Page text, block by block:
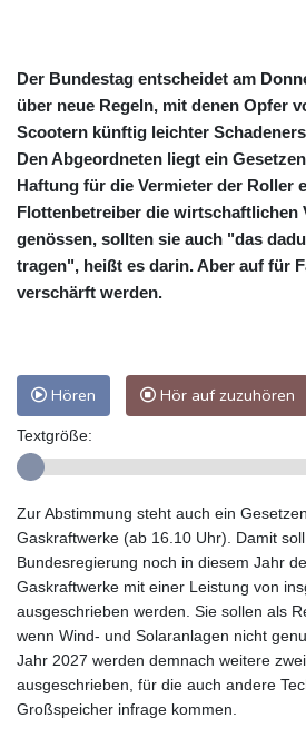
Der Bundestag entscheidet am
über neue Regeln, mit denen Opfer
Scootern künftig leichter
Den Abgeordneten liegt ein
Haftung für die Vermieter der Roller
Flottenbetreiber die wirtschaftlichen
genössen, sollten sie auch "das
tragen", heißt es darin. Aber auf für
verschärft werden.
Hören Hör auf zuzuhören
Textgröße:
Zur Abstimmung steht auch ein
Gaskraftwerke (ab 16.10 Uhr). Damit
Bundesregierung noch in diesem Jahr
Gaskraftwerke mit einer Leistung von
ausgeschrieben werden. Sie sollen als
wenn Wind- und Solaranlagen nicht
Jahr 2027 werden demnach weitere
ausgeschrieben, für die auch andere
Großspeicher infrage kommen.